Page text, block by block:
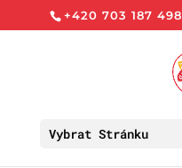
+420 703 187 498
Vybrat Stránku